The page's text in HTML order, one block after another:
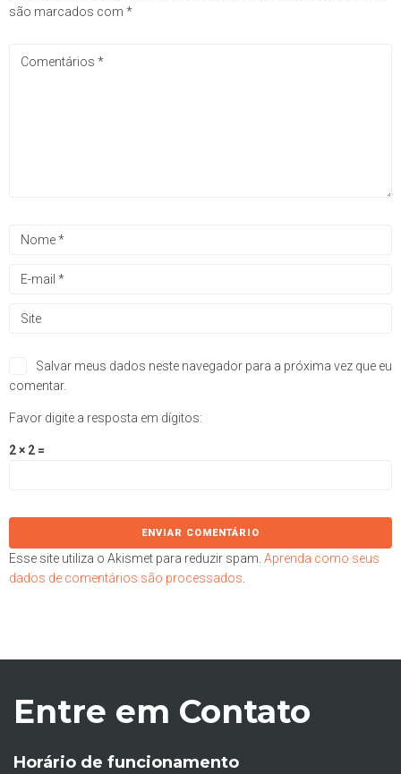
são marcados com *
Salvar meus dados neste navegador para a próxima vez que eu
comentar.
Favor digite a resposta em dígitos:
2 × 2 =
Esse site utiliza o Akismet para reduzir spam. Aprenda como seus
dados de comentários são processados.
Entre em Contato
Horário de funcionamento